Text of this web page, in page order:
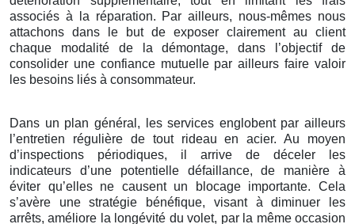
associés à la réparation. Par ailleurs, nous-mêmes nous
attachons dans le but de exposer clairement au client
chaque modalité de la démontage, dans l’objectif de
consolider une confiance mutuelle par ailleurs faire valoir
les besoins liés à consommateur.
Dans un plan général, les services englobent par ailleurs
l’entretien régulière de tout rideau en acier. Au moyen
d’inspections périodiques, il arrive de déceler les
indicateurs d’une potentielle défaillance, de manière à
éviter qu’elles ne causent un blocage importante. Cela
s’avère une stratégie bénéfique, visant à diminuer les
arrêts, améliore la longévité du volet, par la même occasion